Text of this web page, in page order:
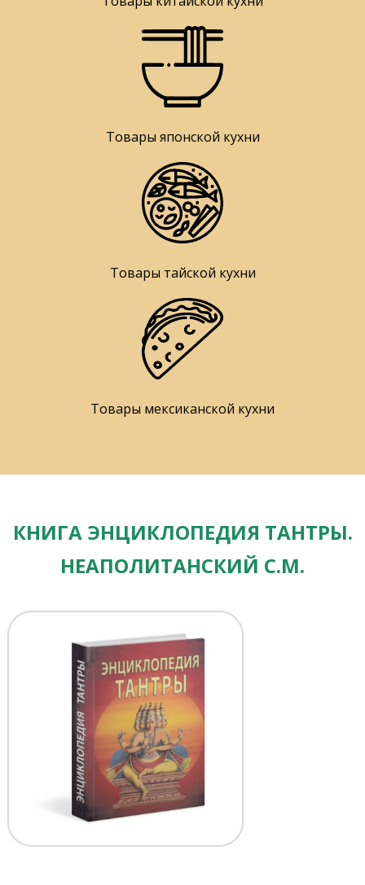
Товары японской кухни
Товары тайской кухни
Товары мексиканской кухни
КНИГА ЭНЦИКЛОПЕДИЯ ТАНТРЫ.
НЕАПОЛИТАНСКИЙ С.М.